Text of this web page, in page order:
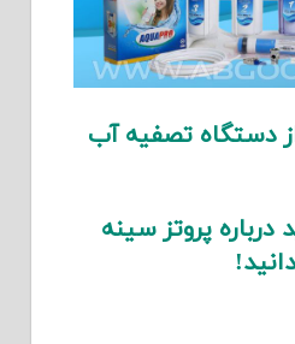
دستگاه تصفیه آب
درباره پروتز سینه